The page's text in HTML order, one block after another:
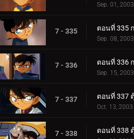
Sep. 01, 2003
7 - 335
Sep. 08, 2003
7 - 336
Sep. 15, 2003
7 - 337
Oct. 13, 2003
7 - 338